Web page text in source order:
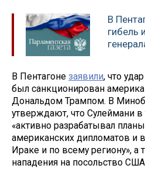
В
гибель
В Пентагоне заявили, что
был санкционирован
Дональдом Трампом. В
утверждают, что Сулеймани
«активно разрабатывал
американских дипломатов и
Ираке и по всему региону», а
нападения на посольство